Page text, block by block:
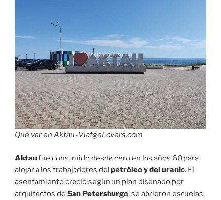
Que ver en Aktau -ViatgeLovers.com
Aktaufue construido desde cero en los años 60 para
alojar a los trabajadores del petróleo y del uranio. El
asentamiento creció según un plan diseñado por
arquitectos de San Petersburgo: se abrieron escuelas,